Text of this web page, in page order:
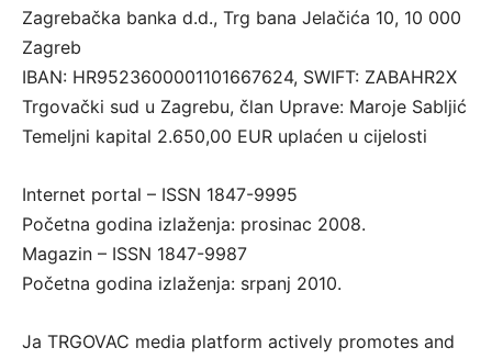
Zagrebačka banka d.d., Trg bana Jelačića 10, 10 000
Zagreb
IBAN: HR9523600001101667624, SWIFT: ZABAHR2X
Trgovački sud u Zagrebu, član Uprave: Maroje Sabljić
Temeljni kapital 2.650,00 EUR uplaćen u cijelosti
Internet portal – ISSN 1847-9995
Početna godina izlaženja: prosinac 2008.
Magazin – ISSN 1847-9987
Početna godina izlaženja: srpanj 2010.
Ja TRGOVAC media platform actively promotes and